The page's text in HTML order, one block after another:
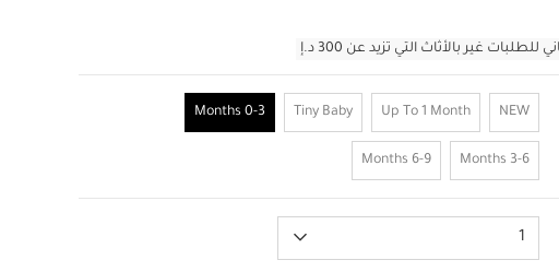
غير بالأثاث التي تزيد عن 300 د.إ
NEW
Up To 1 Month
Tiny Baby
0-3 Months
3-6 Months
6-9 Months
1